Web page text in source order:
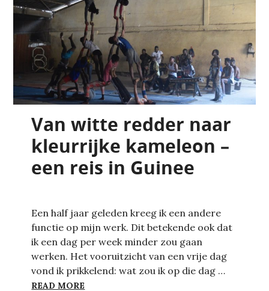
Van witte redder naar
kleurrijke kameleon –
een reis in Guinee
Een half jaar geleden kreeg ik een andere
functie op mijn werk. Dit betekende ook dat
ik een dag per week minder zou gaan
werken. Het vooruitzicht van een vrije dag
vond ik prikkelend: wat zou ik op die dag …
READ MORE